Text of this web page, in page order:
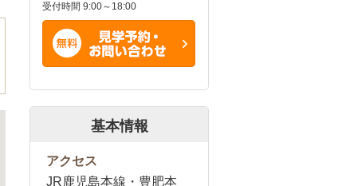
受付時間 9:00～18:00
基本情報
アクセス
JR鹿児島本線・豊肥本